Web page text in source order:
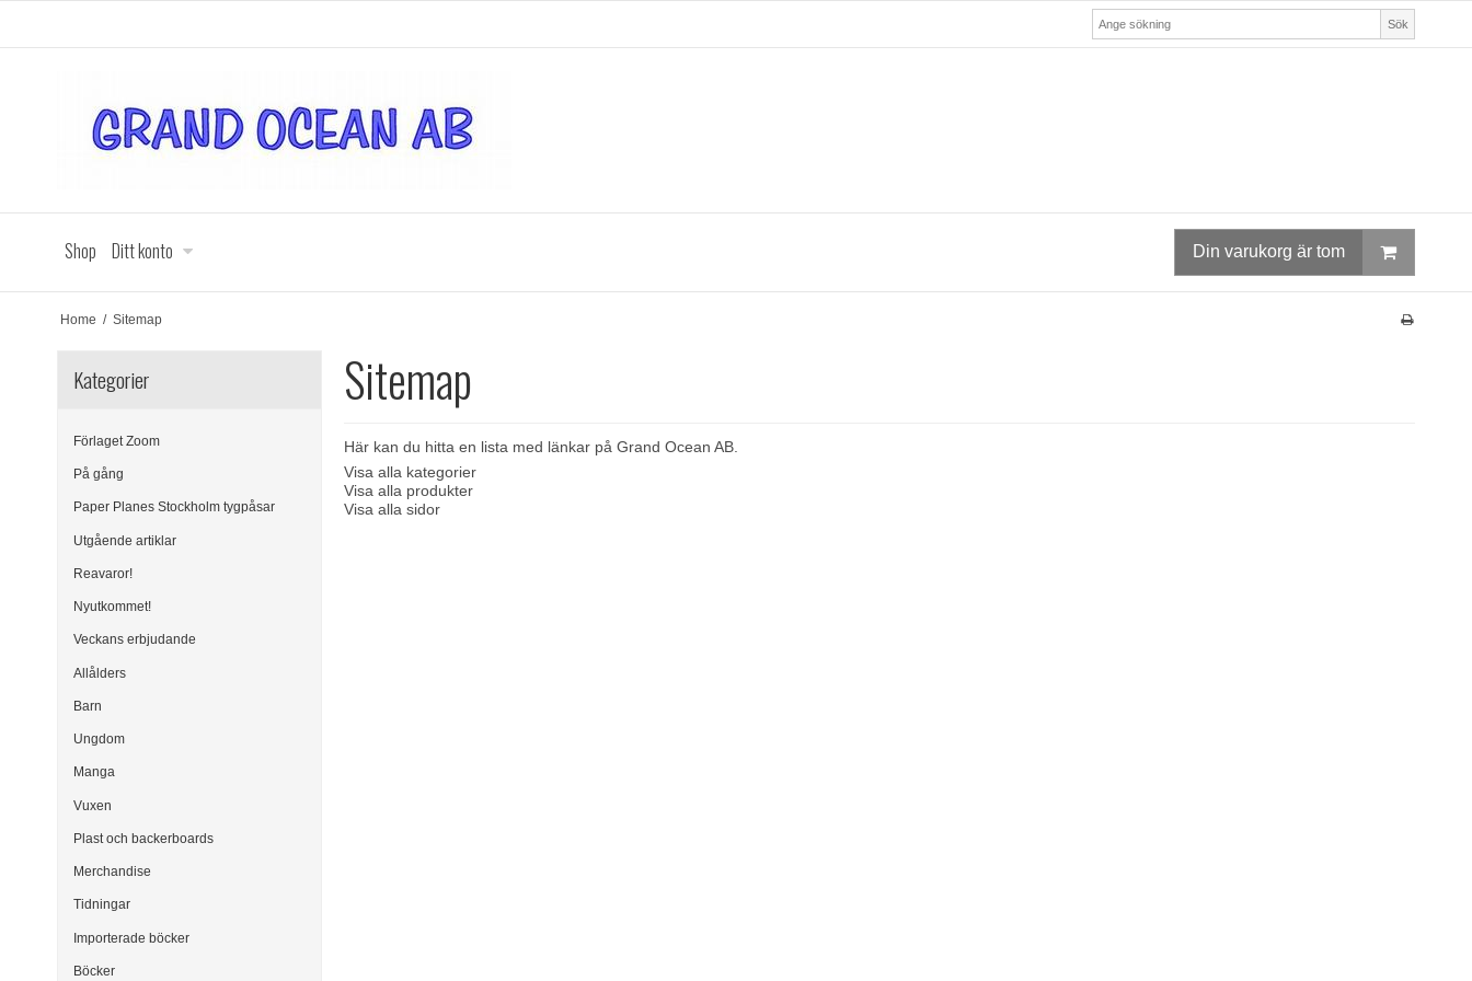
Sök
Shop Ditt konto Din varukorg är tom
Home / Sitemap
Kategorier
Förlaget Zoom
På gång
Paper Planes Stockholm tygpåsar
Utgående artiklar
Reavaror!
Nyutkommet!
Veckans erbjudande
Allålders
Barn
Ungdom
Manga
Vuxen
Plast och backerboards
Merchandise
Tidningar
Importerade böcker
Böcker
Sitemap
Här kan du hitta en lista med länkar på Grand Ocean AB.
Visa alla kategorier
Visa alla produkter
Visa alla sidor